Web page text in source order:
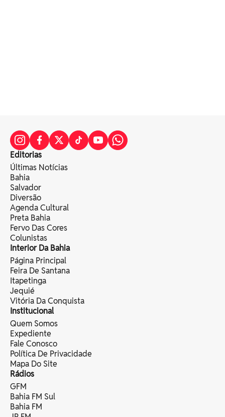
Editorias
Últimas Notícias
Bahia
Salvador
Diversão
Agenda Cultural
Preta Bahia
Fervo Das Cores
Colunistas
Interior Da Bahia
Página Principal
Feira De Santana
Itapetinga
Jequié
Vitória Da Conquista
Institucional
Quem Somos
Expediente
Fale Conosco
Política De Privacidade
Mapa Do Site
Rádios
GFM
Bahia FM Sul
Bahia FM